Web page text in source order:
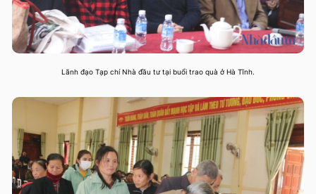
Lãnh đạo Tạp chí Nhà đầu tư tại buổi trao quà ở Hà Tĩnh.